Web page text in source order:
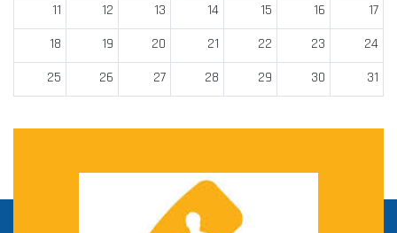
11
12 13 14 15 16
17
18
19 20 21 22 23
24
25
26 27 28 29 30 31